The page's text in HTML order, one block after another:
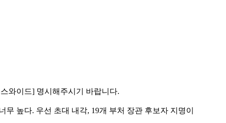
와이드] 명시해주시기 바랍니다.
높다. 우선 초대 내각, 19개 부처 장관 후보자 지명이